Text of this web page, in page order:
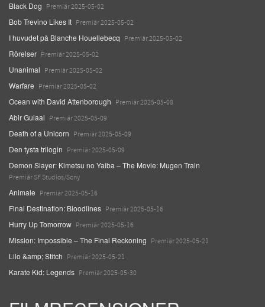
Black Dog Premiär 2025-05-02
Bob Trevino Likes It Premiär 2025-05-02
I huvudet på Blanche Houellebecq Premiär 2025-05-02
Rörelser Premiär 2025-05-02
Unanimal Premiär 2025-05-02
Warfare Premiär 2025-05-02
Ocean with David Attenborough Premiär 2025-05-08
Abir Gulaal Premiär 2025-05-09
Death of a Unicorn Premiär 2025-05-09
Den tysta trilogin Premiär 2025-05-09
Demon Slayer: Kimetsu no Yaiba – The Movie: Mugen Train
Premiär SF Studios/Sony
Animale Premiär 2025-05-16
Final Destination: Bloodlines Premiär 2025-05-16
Hurry Up Tomorrow Premiär 2025-05-16
Mission: Impossible – The Final Reckoning Premiär 2025-05-21
Lilo &amp; Stitch Premiär 2025-05-21
Karate Kid: Legends Premiär 2025-05-30